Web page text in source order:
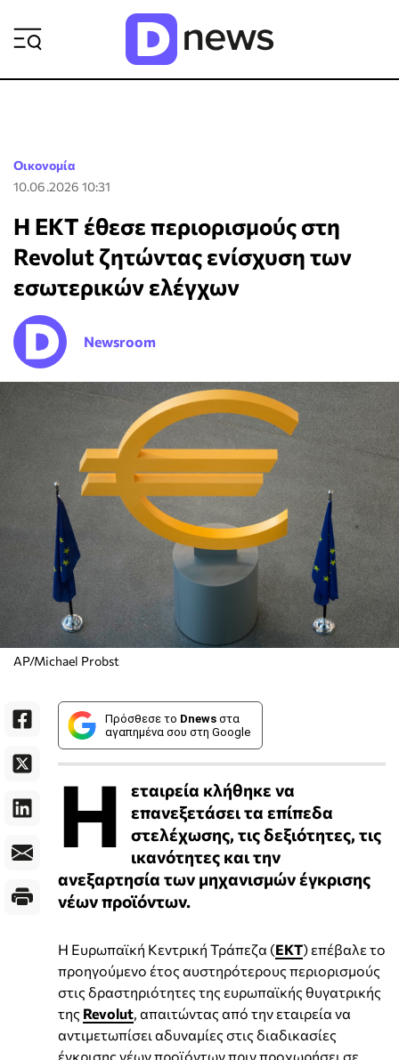
Οικονομία
10.06.2026 10:31
Η ΕΚΤ έθεσε περιορισμούς στη
Revolut ζητώντας ενίσχυση των
εσωτερικών ελέγχων
Newsroom
AP/Michael Probst
Πρόσθεσε το Dnews στα
αγαπημένα σου στη Google
Η
εταιρεία κλήθηκε να
επανεξετάσει τα επίπεδα
στελέχωσης, τις δεξιότητες, τις
ικανότητες και την
ανεξαρτησία των μηχανισμών έγκρισης
νέων προϊόντων.
Η Ευρωπαϊκή Κεντρική Τράπεζα (ΕΚΤ) επέβαλε το
προηγούμενο έτος αυστηρότερους περιορισμούς
στις δραστηριότητες της ευρωπαϊκής θυγατρικής
της Revolut , απαιτώντας από την εταιρεία να
αντιμετωπίσει αδυναμίες στις διαδικασίες
έγκρισης νέων προϊόντων πριν προχωρήσει σε